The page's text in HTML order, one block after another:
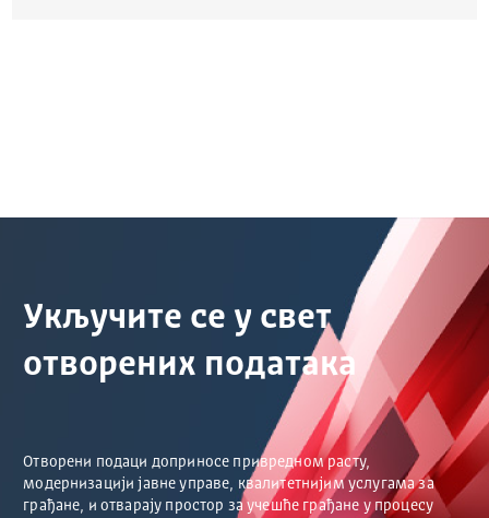
Укључите се у свет
отворених података
Отворени подаци доприносе привредном расту,
модернизацији јавне управе, квалитетнијим услугама за
грађане, и отварају простор за учешће грађане у процесу